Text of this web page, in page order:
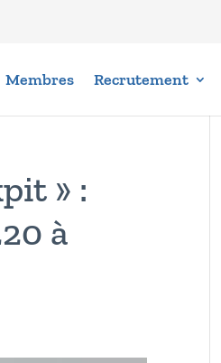
Membres Recrutement
» :
à